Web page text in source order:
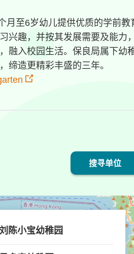
月至6岁幼儿提供优质的学前教
兴趣，并按其发展需要及能力，
融入校园生活。保良局属下幼
缔造更精彩丰盛的三年。
搜寻单位
陈小宝幼稚园